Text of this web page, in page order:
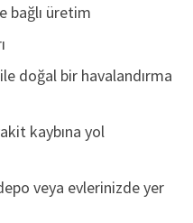
bağlı üretim
doğal bir havalandırma
kaybına yol
veya evlerinizde yer